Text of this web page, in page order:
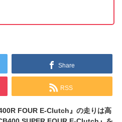
Share
RSS
FOUR E-Clutch』の走りは高